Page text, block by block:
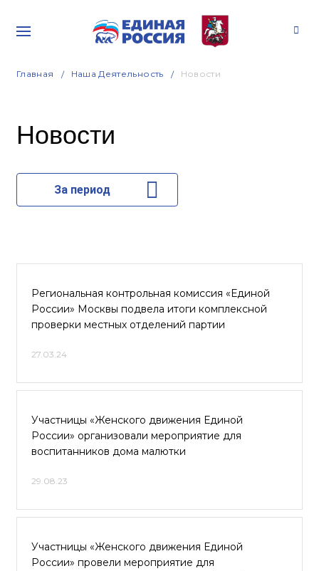
Главная Наша Деятельность Новости
Новости
За период
Региональная контрольная комиссия «Единой
России» Москвы подвела итоги комплексной
проверки местных отделений партии
27.03.24
Участницы «Женского движения Единой
России» организовали мероприятие для
воспитанников дома малютки
29.08.23
Участницы «Женского движения Единой
России» провели мероприятие для